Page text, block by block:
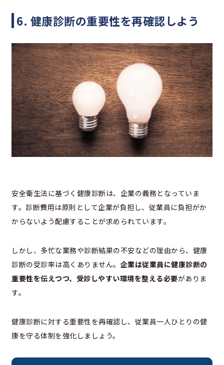
6. 健康診断の重要性を再確認しよう
安全衛生法に基づく健康診断は、企業の義務となっていま
す。診断費用は原則として企業が負担し、従業員に負担がか
からないよう配慮することが求められています。
しかし、多忙な業務や診断結果の不安などの理由から、健康
診断の受診率は高くありません。 企業は従業員に健康診断の
重要性を伝えつつ、受診しやすい環境を整える必要がありま
す。
健康診断に対する重要性を再確認し、従業員一人ひとりの健
康を守る体制を強化しましょう。